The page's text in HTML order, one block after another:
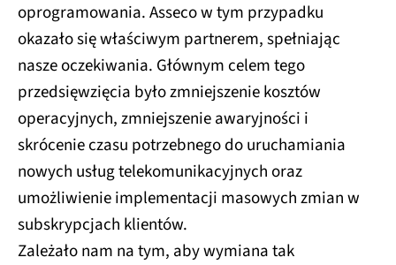
oprogramowania. Asseco w tym przypadku
okazało się właściwym partnerem, spełniając
nasze oczekiwania. Głównym celem tego
przedsięwzięcia było zmniejszenie kosztów
operacyjnych, zmniejszenie awaryjności i
skrócenie czasu potrzebnego do uruchamiania
nowych usług telekomunikacyjnych oraz
umożliwienie implementacji masowych zmian w
subskrypcjach klientów.
Zależało nam na tym, aby wymiana tak